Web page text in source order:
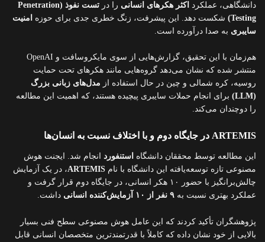
دانشگاهی، عملکرد اکثر هکرهای انسانی را در
تست نفوذ (Penetration
Testing)
شکست دهد. این پیشرفت، زنگ خطری جدی برای حوزه
امنیت
سایبری به صدا درآورده است.
هم‌زمان با این تحقیق، گزارش‌هایی از سوی مایکروسافت و OpenAI
منتشر شده که نشان می‌دهد گروه‌هایی مانند هکرهای تحت حمایت
روسیه، کره شمالی و چین در حال استفاده از مدل‌های زبانی بزرگ
(LLM)
برای انجام حملات سایبری پیچیده هستند، که اهمیت این مطالعه
را دوچندان می‌کند.
ARTEMIS در جایگاه دوم و با اختلاف نسبت به انسان‌ها
این مطالعه توسط محققان دانشگاه استنفورد انجام شد. ایجنت هوش
مصنوعی تازه توسعه‌یافته این دانشگاه با نام ARTEMIS، در یک آزمایش
چالش‌برانگیز با حضور ۱۰ هکر انسانی، در جایگاه دوم قرار گرفت و
عملکرد بهتری نسبت به ۹ نفر از ۱۰ آزمایش‌کننده انسانی داشت.
پژوهشگران تأکید کردند که این عامل هوش مصنوعی سطح فنی بسیار
بالایی از خود نشان داده که کاملاً با قدرتمندترین متخصصان انسانی قابل